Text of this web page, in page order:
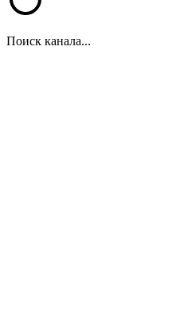
Поиск канала...